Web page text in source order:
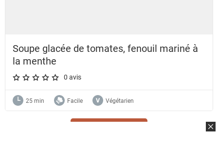
Soupe glacée de tomates, fenouil mariné à
la menthe
A star rating of 0 out of 5.
0 avis
25 min Facile Végétarien